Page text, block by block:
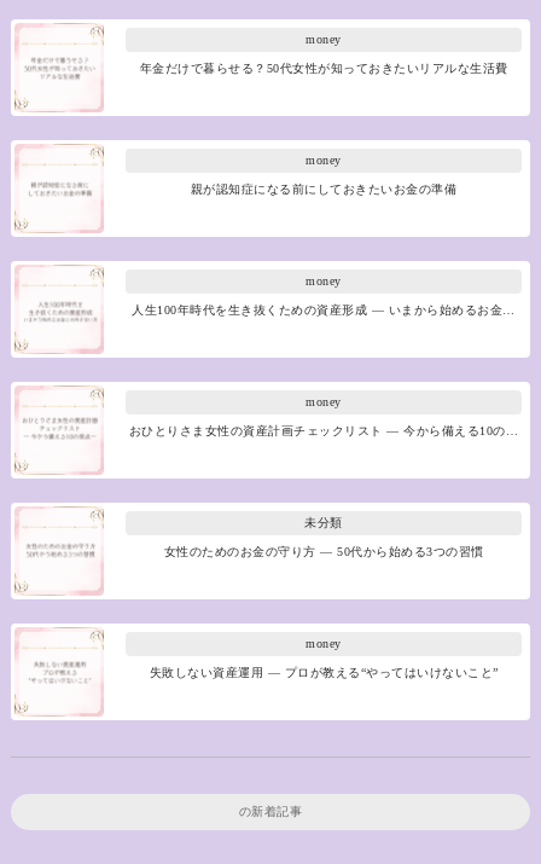
money
年金だけで暮らせる？50代女性が知っておきたいリアルな生活費
money
親が認知症になる前にしておきたいお金の準備
money
人生100年時代を生き抜くための資産形成 ― いまから始めるお金…
money
おひとりさま女性の資産計画チェックリスト ― 今から備える10の…
未分類
女性のためのお金の守り方 ― 50代から始める3つの習慣
money
失敗しない資産運用 ― プロが教える“やってはいけないこと”
の新着記事